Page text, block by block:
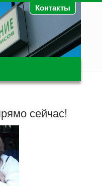
Контакты
сейчас!